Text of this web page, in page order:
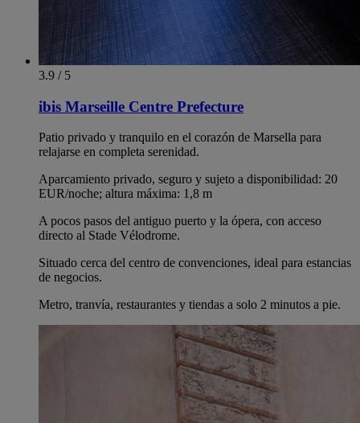
3.9 / 5
ibis Marseille Centre Prefecture
Patio privado y tranquilo en el corazón de Marsella para
relajarse en completa serenidad.
Aparcamiento privado, seguro y sujeto a disponibilidad: 20
EUR/noche; altura máxima: 1,8 m
A pocos pasos del antiguo puerto y la ópera, con acceso
directo al Stade Vélodrome.
Situado cerca del centro de convenciones, ideal para estancias
de negocios.
Metro, tranvía, restaurantes y tiendas a solo 2 minutos a pie.